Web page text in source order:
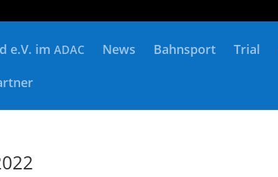
e.V. im ADAC News Bahnsport Trial